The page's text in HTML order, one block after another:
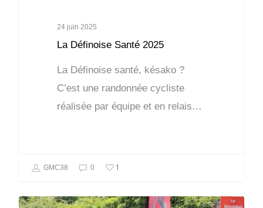
24 juin 2025
La Définoise Santé 2025
La Définoise santé, késako ?
C’est une randonnée cycliste
réalisée par équipe et en relais…
GMC38 0 1